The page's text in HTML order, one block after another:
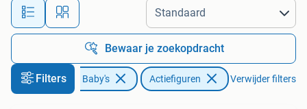
Alle afstanden…
Bewaar je zoekopdracht
Filters
Kinderen en Baby's Actiefiguren Verwijder filters